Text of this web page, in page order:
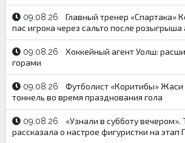
09.08.26
Главный тренер «Спартака»
пас игрока через сальто после розыгрыша
09.08.26
Хоккейный агент Уолш:
горами
09.08.26
Футболист «Коритибы» Жаси
тоннель во время празднования гола
09.08.26
«Узнали в субботу
рассказала о настрое фигуристки на этап